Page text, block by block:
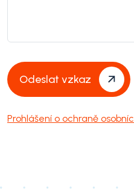
Odeslat vzkaz
Prohlášení o ochraně